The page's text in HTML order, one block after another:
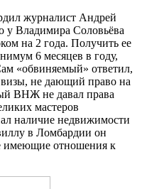
журналист Андрей
у Владимира Соловьёва
на 2 года. Получить ее
6 месяцев в году,
«обвиняемый» ответил,
не дающий право на
ВНЖ не давал права
мастеров
наличие недвижимости
в Ломбардии он
имеющие отношения к